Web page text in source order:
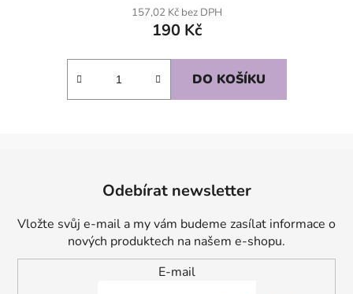
157,02 Kč bez DPH
190 Kč
DO KOŠÍKU
Odebírat newsletter
Vložte svůj e-mail a my vám budeme zasílat informace o
nových produktech na našem e-shopu.
E-mail